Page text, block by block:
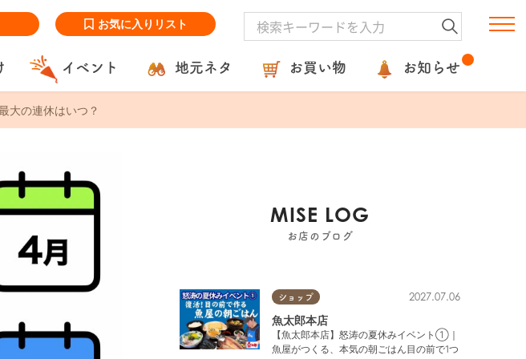
お気に入りリスト
イベント 地元ネタ お買い物 お知らせ
大の連休はいつ？
MISE LOG
お店のブログ
ショップ 2027.07.06
魚太郎本店
【魚太郎本店】怒涛の夏休みイベント①｜
魚屋がつくる、本気の朝ごはん目の前で1つ